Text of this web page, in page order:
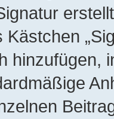
Kästchen
hinzufügen,